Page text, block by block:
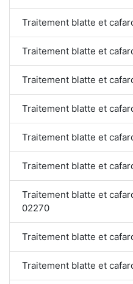
Traitement blatte et
Traitement blatte et
Traitement blatte et
Traitement blatte et
Traitement blatte et
Traitement blatte et
Traitement blatte et
02270
Traitement blatte et
Traitement blatte et